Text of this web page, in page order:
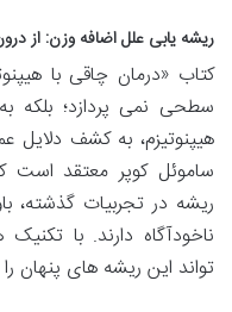
ریشه یابی علل اضافه وزن: از
کتاب «درمان چاقی با
سطحی نمی پردازد؛ بلکه
هیپنوتیزم، به کشف دلایل
ساموئل کوپر معتقد است
ریشه در تجربیات گذشته،
ناخودآگاه دارند. با
تواند این ریشه های پنهان